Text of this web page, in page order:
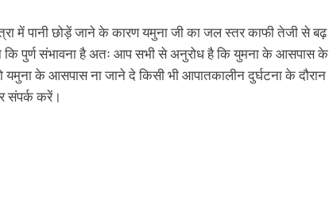
में पानी छोड़ें जाने के कारण यमुना जी का जल स्तर काफी तेजी से बढ़
कि पुर्ण संभावना है अतः आप सभी से अनुरोध है कि युमना के आसपास के
के आसपास ना जाने दे किसी भी आपातकालीन दुर्घटना के दौरान
संपर्क करें।